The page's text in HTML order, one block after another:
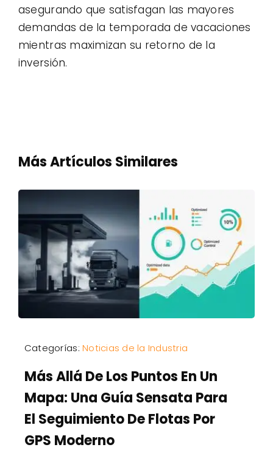
asegurando que satisfagan las mayores
demandas de la temporada de vacaciones
mientras maximizan su retorno de la
inversión.
Más Artículos Similares
Categorías:Noticias de la Industria
Más Allá De Los Puntos En Un
Mapa: Una Guía Sensata Para
El Seguimiento De Flotas Por
GPS Moderno